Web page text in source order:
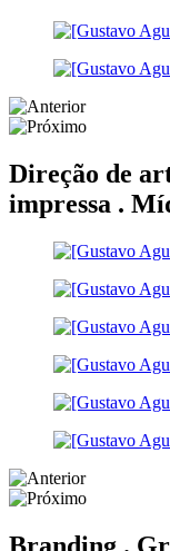
Direção de
impressa .